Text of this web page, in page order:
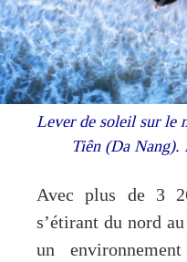
Lever de soleil sur le
Tiên (Da
Avec plus de 3
s’étirant du nord
un